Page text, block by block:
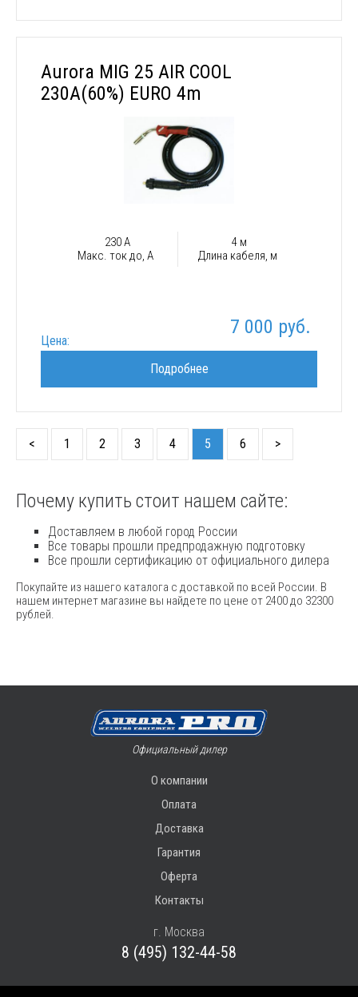
Aurora MIG 25 AIR COOL
230A(60%) EURO 4m
230 А
Макс. ток до, А
4 м
Длина кабеля, м
Цена:
7 000 руб.
Подробнее
< 1 2 3 4 5 6 >
Почему купить стоит нашем сайте:
Доставляем в любой город России
Все товары прошли предпродажную подготовку
Все прошли сертификацию от официального дилера
Покупайте из нашего каталога с доставкой по всей России. В
нашем интернет магазине вы найдете по цене от 2400 до 32300
рублей.
Официальный дилер
О компании
Оплата
Доставка
Гарантия
Оферта
Контакты
г. Москва
8 (495) 132-44-58